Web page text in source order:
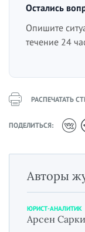
Остались
Опишите
течение 24
РАСПЕЧАТАТЬ
ПОДЕЛИТЬСЯ:
Авторы
ЮРИСТ-АНАЛИТИК
Арсен